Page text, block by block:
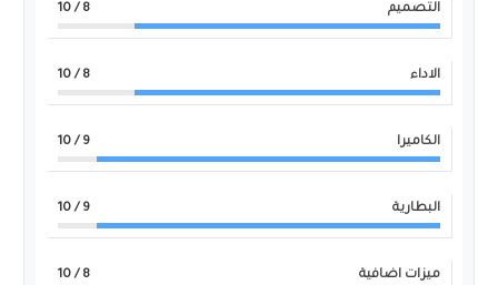
التصميم 8
/ 10
الاداء 8
/ 10
الكاميرا 9
/ 10
البطارية 9
/ 10
ميزات اضافية 8
/ 10